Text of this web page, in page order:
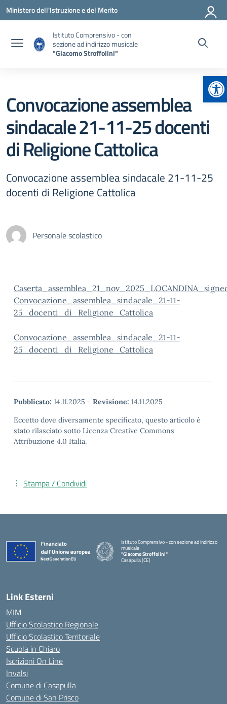
Vai ai contenuti
Vai al menu di navigazione
Vai al footer
Ministero dell'Istruzione e del Merito
Istituto Comprensivo - con
sezione ad indirizzo musicale
"Giacomo Stroffolini"
Convocazione assemblea
sindacale 21-11-25 docenti
di Religione Cattolica
Convocazione assemblea sindacale 21-11-25
docenti di Religione Cattolica
Personale scolastico
Convocazione_assemblea_sindacale_21-11-
25_docenti_di_Religione_Cattolica
Convocazione_assemblea_sindacale_21-11-
25_docenti_di_Religione_Cattolica
Pubblicato: 14.11.2025 - Revisione: 14.11.2025
Eccetto dove diversamente specificato, questo articolo è
stato rilasciato sotto Licenza Creative Commons
Attribuzione 4.0 Italia.
Stampa / Condividi
Istituto Comprensivo - con sezione ad indirizzo
musicale
"Giacomo Stroffolini"
Casapulla (CE)
Link Esterni
MIM
Ufficio Scolastico Regionale
Ufficio Scolastico Territoriale
Scuola in Chiaro
Iscrizioni On Line
Invalsi
Comune di Casapulla
Comune di San Prisco